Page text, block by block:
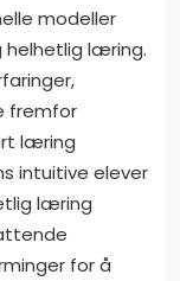
modeller
helhetlig læring.
fremfor
læring
intuitive elever
læring
for å